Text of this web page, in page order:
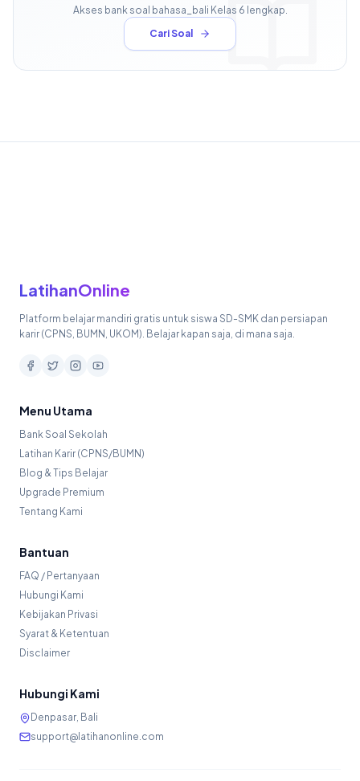
Akses bank soal bahasa_bali Kelas 6 lengkap.
Cari Soal
LatihanOnline
Platform belajar mandiri gratis untuk siswa SD-SMK dan persiapan
karir (CPNS, BUMN, UKOM). Belajar kapan saja, di mana saja.
Menu Utama
Bank Soal Sekolah
Latihan Karir (CPNS/BUMN)
Blog & Tips Belajar
Upgrade Premium
Tentang Kami
Bantuan
FAQ / Pertanyaan
Hubungi Kami
Kebijakan Privasi
Syarat & Ketentuan
Disclaimer
Hubungi Kami
Denpasar, Bali
support@latihanonline.com